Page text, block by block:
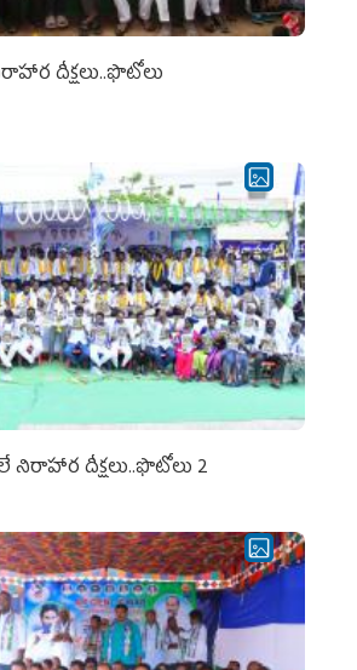
దీక్షలు..ఫొటోలు
దీక్షలు..ఫొటోలు 2